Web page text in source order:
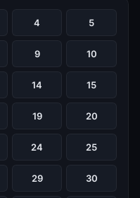
4 5
9 10
14 15
19 20
24 25
29 30